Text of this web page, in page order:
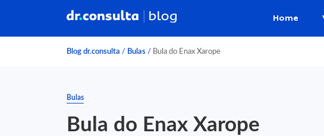
Home
Blog dr.consulta / Bulas / Bula do Enax Xarope
Bulas
Bula do Enax Xarope